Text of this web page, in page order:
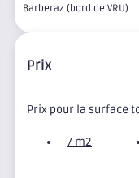
Barberaz (bord de VRU)
Prix
Prix pour la surface
/ m2